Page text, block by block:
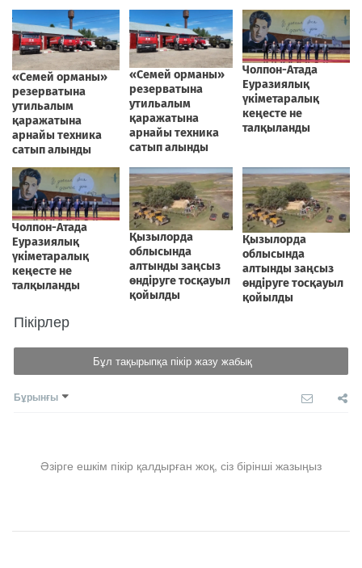
Пікірлер
Бұл тақырыпқа пікір жазу жабық
Бұрынғы
Әзірге ешкім пікір қалдырған жоқ, сіз бірінші жазыңыз